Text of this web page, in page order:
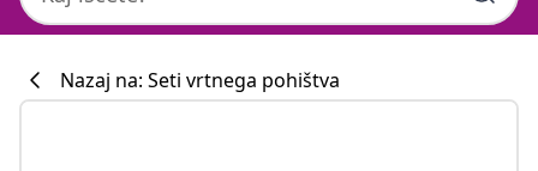
Nazaj na: Seti vrtnega pohištva